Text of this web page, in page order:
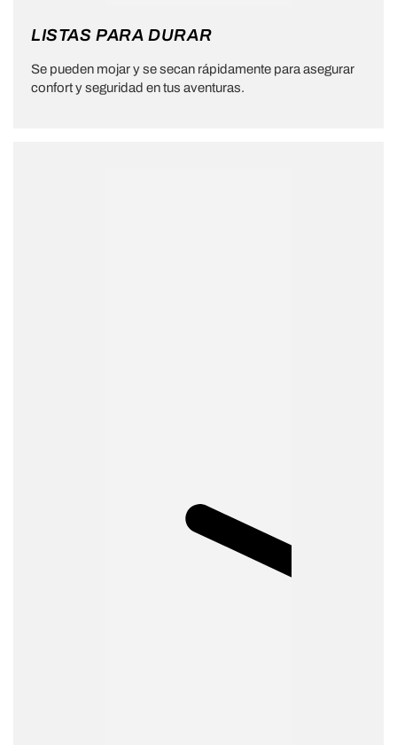
LISTAS PARA DURAR
Se pueden mojar y se secan rápidamente para asegurar
confort y seguridad en tus aventuras.